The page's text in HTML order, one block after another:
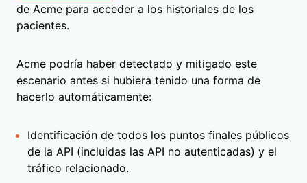
de Acme para acceder a los historiales de los
pacientes.
Acme podría haber detectado y mitigado este
escenario antes si hubiera tenido una forma de
hacerlo automáticamente:
Identificación de todos los puntos finales públicos
de la API (incluidas las API no autenticadas) y el
tráfico relacionado.